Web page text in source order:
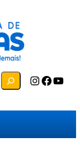
Instagram Facebook YouTube